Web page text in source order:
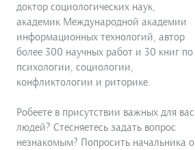
доктор социологических наук,
академик Международной академии
информационных технологий, автор
более 300 научных работ и 30 книг по
психологии, социологии,
конфликтологии и риторике.
Робеете в присутствии важных для вас
людей? Стесняетесь задать вопрос
незнакомым? Попросить начальника о